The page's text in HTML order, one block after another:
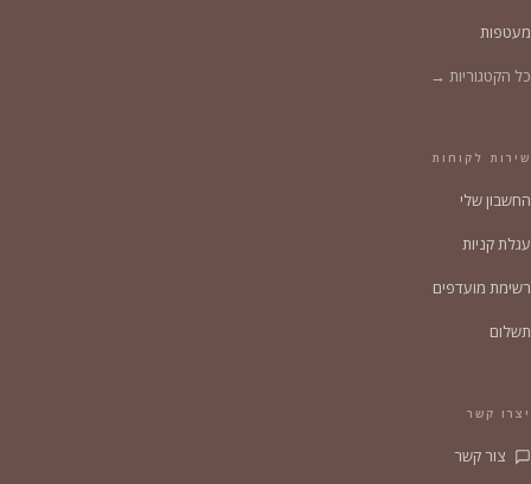
מעטפות
כל הקטגוריות →
שירות לקוחות
החשבון שלי
עגלת קניות
רשימת מועדפים
תשלום
יצרו קשר
צור קשר